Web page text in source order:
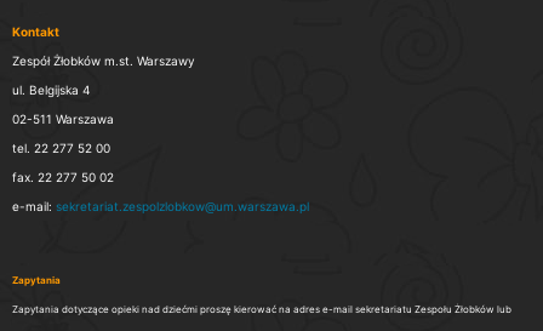
Kontakt
Zespół Żłobków m.st. Warszawy
ul. Belgijska 4
02-511 Warszawa
tel. 22 277 52 00
fax. 22 277 50 02
e-mail: sekretariat.zespolzlobkow@um.warszawa.pl
Zapytania
Zapytania dotyczące opieki nad dziećmi proszę kierować na adres e-mail sekretariatu Zespołu Żłobków lub